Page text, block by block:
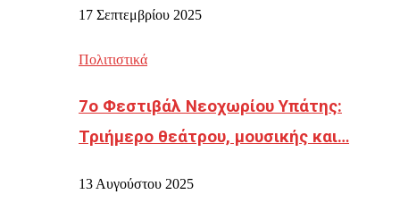
17 Σεπτεμβρίου 2025
Πολιτιστικά
7ο Φεστιβάλ Νεοχωρίου Υπάτης:
Τριήμερο θεάτρου, μουσικής και…
13 Αυγούστου 2025